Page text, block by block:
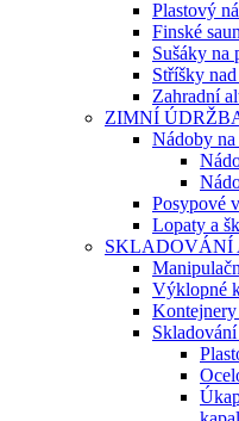
Plastový
Finské
Sušáky na
Stříšky
Zahradní
ZIMNÍ
Nádoby
Posypové
Lopaty a
SKLADOVÁNÍ
Výklopné